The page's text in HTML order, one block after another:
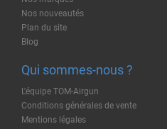
Nos nouveautés
Plan du site
Blog
Qui sommes-nous ?
L'équipe TOM-Airgun
Conditions générales de vente
Mentions légales